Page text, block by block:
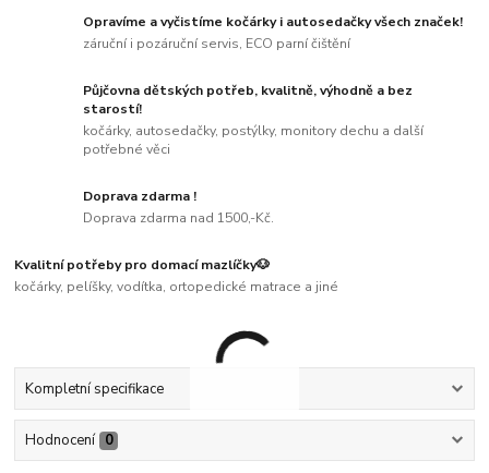
Opravíme a vyčistíme kočárky i autosedačky všech značek!
záruční i pozáruční servis, ECO parní čištění
Půjčovna dětských potřeb, kvalitně, výhodně a bez
starostí!
kočárky, autosedačky, postýlky, monitory dechu a další
potřebné věci
Doprava zdarma !
Doprava zdarma nad 1500,-Kč.
Kvalitní potřeby pro domací mazlíčky🐶
kočárky, pelíšky, vodítka, ortopedické matrace a jiné
Kompletní specifikace
Hodnocení 0